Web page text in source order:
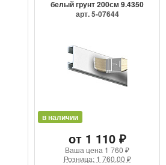
белый грунт 200см 9.4350
арт. 5-07644
в наличии
от 1 110 ₽
Ваша цена 1 760 ₽
Розница: 1 760.00 ₽